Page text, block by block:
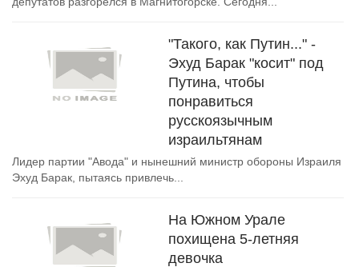
"Такого, как Путин..." -
Эхуд Барак "косит" под
Путина, чтобы
понравиться
русскоязычным
израильтянам
Лидер партии "Авода" и нынешний министр обороны Израиля
Эхуд Барак, пытаясь привлечь...
На Южном Урале
похищена 5-летняя
девочка